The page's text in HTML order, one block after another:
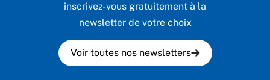
inscrivez-vous gratuitement à la
newsletter de votre choix
Voir toutes nos newsletters